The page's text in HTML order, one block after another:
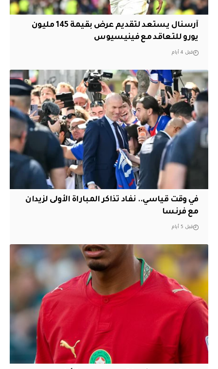
آرسنال يستعد لتقديم عرض بقيمة 145 مليون
يورو للتعاقد مع فينيسيوس
قبل 4 أيام
في وقت قياسي.. نفاد تذاكر المباراة الأولى لزيدان
مع فرنسا
قبل 5 أيام